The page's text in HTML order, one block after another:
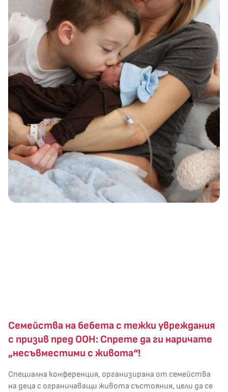
Семейства на бебета с тежки увреждания
с призив пред ООН: Спрете да ги наричате
„несъвместими с живота“!
Специална конференция, организирана от семейства
на деца с ограничаващи живота състояния, цели да се